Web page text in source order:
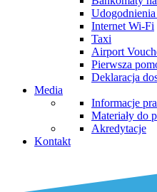
Udogodnienia
Internet Wi-Fi
Taxi
Airport
Pierwsza
Deklaracja
Media
Informacje
Materiały do
Akredytacje
Kontakt